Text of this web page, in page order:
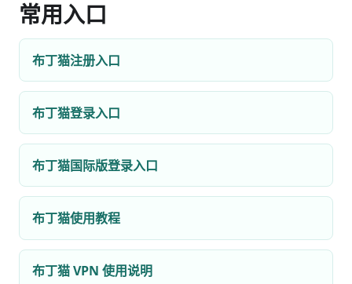
常用入口
布丁猫注册入口
布丁猫登录入口
布丁猫国际版登录入口
布丁猫使用教程
布丁猫 VPN 使用说明